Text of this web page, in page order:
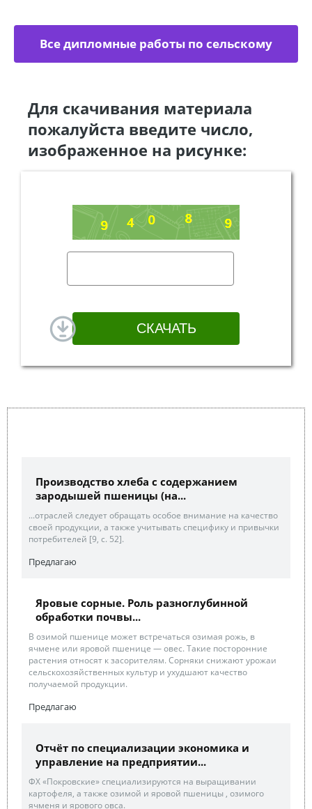
Все дипломные работы по сельскому
Для скачивания материала
пожалуйста введите число,
изображенное на рисунке:
Производство хлеба с содержанием
зародышей пшеницы (на...
...отраслей следует обращать особое внимание на качество
своей продукции, а также учитывать специфику и привычки
потребителей [9, c. 52].
Предлагаю
Яровые сорные. Роль разноглубинной
обработки почвы...
В озимой пшенице может встречаться озимая рожь, в
ячмене или яровой пшенице — овес. Такие посторонние
растения относят к засорителям. Сорняки снижают урожаи
сельскохозяйственных культур и ухудшают качество
получаемой продукции.
Предлагаю
Отчёт по специализации экономика и
управление на предприятии...
ФХ «Покровские» специализируются на выращивании
картофеля, а также озимой и яровой пшеницы , озимого
ячменя и ярового овса.